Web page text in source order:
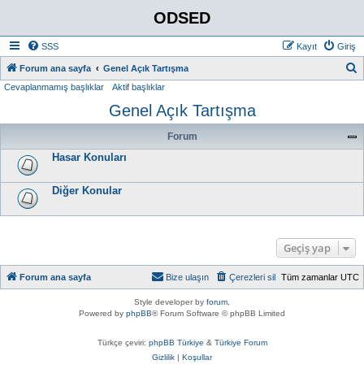
ODSED
SSS Giriş
Kayıt
Forum ana sayfa Genel Açık Tartışma
Cevaplanmamış başlıklar Aktif başlıklar
Genel Açık Tartışma
Forum
Hasar Konuları
Diğer Konular
Geçiş yap
Forum ana sayfa Tüm zamanlar UTC
Çerezleri sil
Bize ulaşın
Style developer by forum
Powered by phpBB® Forum Software © phpBB Limited
Türkçe çeviri: phpBB Türkiye & Türkiye Forum
Gizlilik | Koşullar